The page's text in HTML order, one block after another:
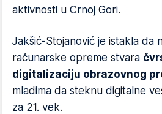
aktivnosti u Crnoj Gori.
Jakšić-Stojanović je istakla da
računarske opreme stvara
digitalizaciju obrazovnog
mladima da steknu digitalne
za 21. vek.